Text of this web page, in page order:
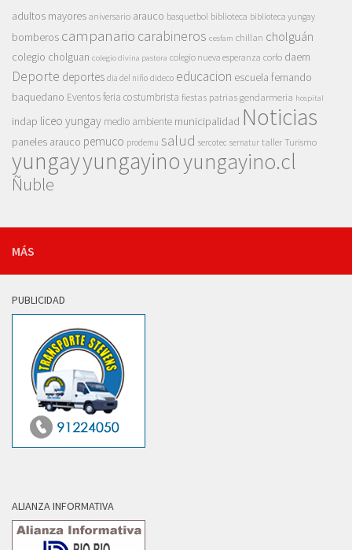
adultos mayores aniversario arauco basquetbol biblioteca biblioteca yungay
bomberos campanario carabineros cesfam chillan cholguán
colegio cholguan colegio divina pastora colegio nueva esperanza corfo daem
Deporte deportes dia del niño dideco educacion escuela fernando
baquedano Eventosferia costumbrista fiestas patrias gendarmeria hospital
indap liceo yungay medio ambiente municipalidad Noticias
paneles arauco pemuco prodemu salud sercotec sernatur taller Turismo
yungayyungayinoyungayino.cl
Ñuble
MÁS
PUBLICIDAD
ALIANZA INFORMATIVA